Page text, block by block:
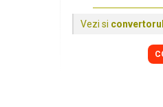
Vezi si convertorul